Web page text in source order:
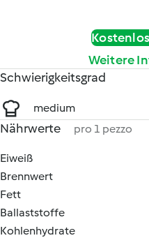
Weitere
Schwierigkeitsgrad
medium
Nährwerte pro 1 pezzo
Eiweiß
Brennwert
Fett
Ballaststoffe
Kohlenhydrate